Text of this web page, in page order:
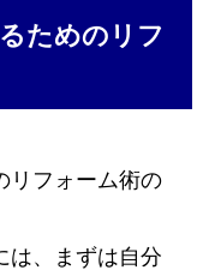
ためのリフ
リフォーム術の
は、まずは自分